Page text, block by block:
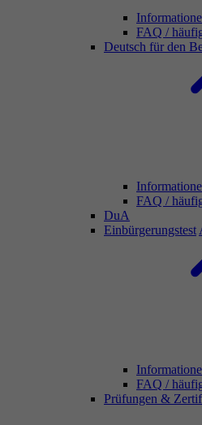
FAQ /
Deutsch für den
FAQ /
DuA
Einbürgerungstest
FAQ /
Prüfungen &